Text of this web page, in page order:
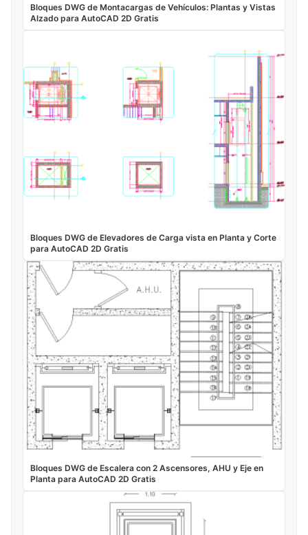
Bloques DWG de Montacargas de Vehículos: Plantas y Vistas
Alzado para AutoCAD 2D Gratis
Bloques DWG de Elevadores de Carga vista en Planta y Corte
para AutoCAD 2D Gratis
Bloques DWG de Escalera con 2 Ascensores, AHU y Eje en
Planta para AutoCAD 2D Gratis